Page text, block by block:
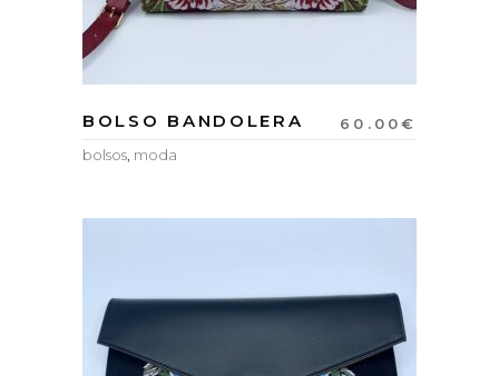
BOLSO BANDOLERA 60.00€
bolsos, moda